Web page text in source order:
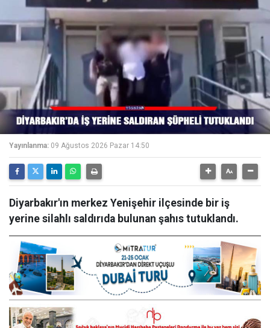
Yayınlanma: 09 Ağustos 2026 Pazar 14:50
Diyarbakır'ın merkez Yenişehir ilçesinde bir iş
yerine silahlı saldırıda bulunan şahıs tutuklandı.